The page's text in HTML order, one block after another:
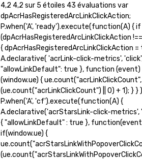
4,2 4,2 sur 5 étoiles 43 évaluations var
dpAcrHasRegisteredArcLinkClickAction;
P.when('A', 'ready').execute(function(A) { if
(dpAcrHasRegisteredArcLinkClickAction
{ dpAcrHasRegisteredArcLinkClickAction =
A.declarative( 'acrLink-click-metrics',
"allowLinkDefault": true }, function
(window.ue) { ue.count("acrLinkClickCount",
(ue.count("acrLinkClickCount") || 0) + 1); } }
P.when('A', 'cf').execute(function(A) {
A.declarative('acrStarsLink-click-metrics',
{ "allowLinkDefault" : true },
if(window.ue) {